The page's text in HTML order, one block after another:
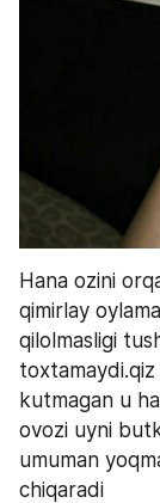
Hana ozini
qimirlay
qilolmasligi
kutmagan u
ovozi uyni
umuman
chiqaradi